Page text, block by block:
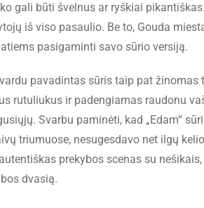
gali būti švelnus ar ryškiai
iš viso pasaulio. Be to, Gouda
pasigaminti savo sūrio versiją.
pavadintas sūris taip pat
rutuliukus ir padengiamas raudonu
Svarbu paminėti, kad „Edam“
triumuose, nesugesdavo net ilgų
prekybos scenas su
dvasią.